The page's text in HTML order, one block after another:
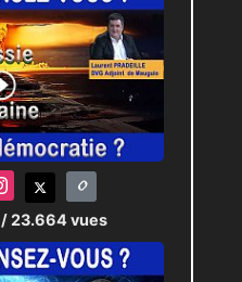
/ 23.664 vues